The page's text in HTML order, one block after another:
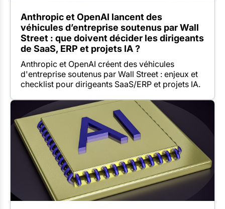
Anthropic et OpenAI lancent des
véhicules d’entreprise soutenus par Wall
Street : que doivent décider les dirigeants
de SaaS, ERP et projets IA ?
Anthropic et OpenAI créent des véhicules
d'entreprise soutenus par Wall Street : enjeux et
checklist pour dirigeants SaaS/ERP et projets IA.